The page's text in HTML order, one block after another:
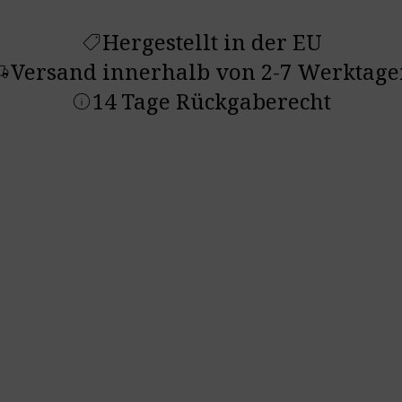
shoppingmodeHergestellt in der EU
Versand innerhalb von 2-7
info14 Tage Rückgaberecht